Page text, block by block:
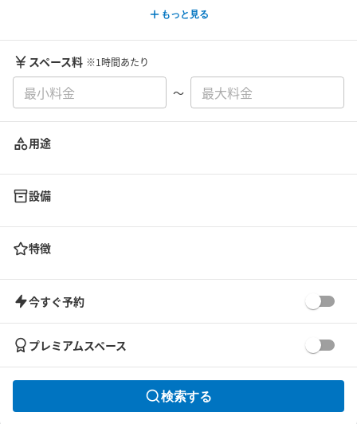
もっと見る
スペース料 ※1時間あたり
〜
用途
設備
特徴
今すぐ予約
プレミアムスペース
検索する